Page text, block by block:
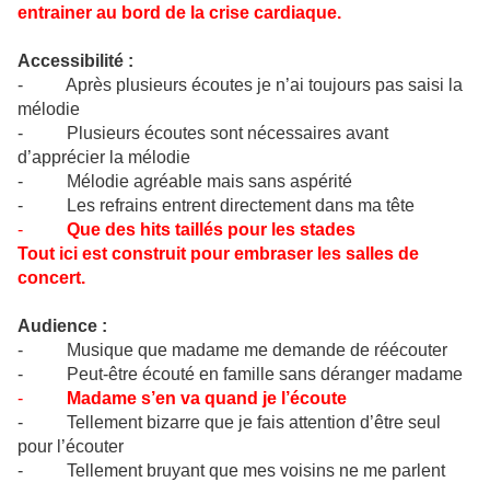
entrainer au bord de la crise cardiaque.
Accessibilité :
- Après plusieurs écoutes je n’ai toujours pas saisi la
mélodie
- Plusieurs écoutes sont nécessaires avant
d’apprécier la mélodie
- Mélodie agréable mais sans aspérité
- Les refrains entrent directement dans ma tête
- Que des hits taillés pour les stades
Tout ici est construit pour embraser les salles de
concert.
Audience :
- Musique que madame me demande de réécouter
- Peut-être écouté en famille sans déranger madame
-
Madame s’en va quand je l’écoute
- Tellement bizarre que je fais attention d’être seul
pour l’écouter
- Tellement bruyant que mes voisins ne me parlent